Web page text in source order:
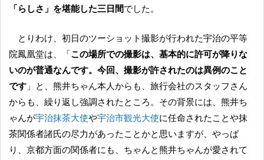
「らしさ」を堪能した三日間でした。
とりわけ、初日のツーショット撮影が行われた宇治の平等
院鳳凰堂は、「この場所での撮影は、基本的に許可が降りな
いのが普通なんです。今回、撮影が許されたのは異例のこと
です 」と、熊井ちゃん本人からも、旅行会社のスタッフさん
からも、繰り返し強調されたところ。その背景には、熊井ち
ゃんが宇治抹茶大使や宇治市観光大使に任命されたことや抹
茶関係者諸氏の尽力があったことかと思いますが、やっぱ
り、京都方面の関係者にも、ちゃんと熊井ちゃんが愛されて